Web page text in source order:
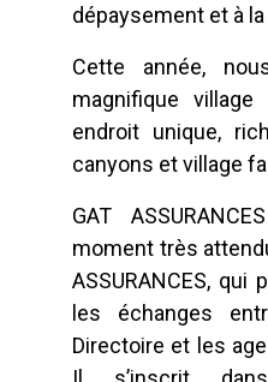
dépaysement et à
Cette année,
magnifique
endroit unique,
canyons et village
GAT
moment très
ASSURANCES,
les échanges
Directoire et les